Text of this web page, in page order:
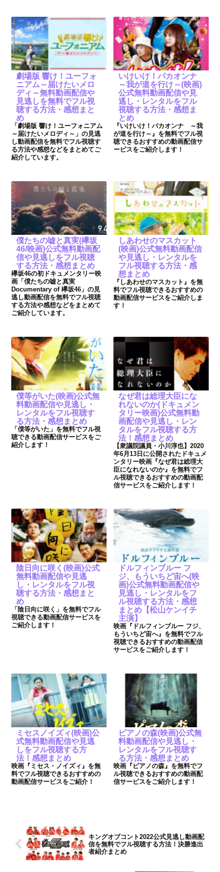
劇場版 響け！ユーフォ
ニアム～届けたいメロ
ディ～無料動画配信や
見逃しを無料でフル視
聴する方法・感想まと
め
「劇場版 響け！ユーフォニアム
～届けたいメロディ～」の見逃
し動画配信を無料でフル視聴す
る方法や感想などをまとめてご
紹介しています。
いけいけ！バカオンナ
～我が道を行け～(映画)
公式無料動画配信や見
逃し・レンタルをフル
視聴する方法・感想ま
とめ
『いけいけ！バカオンナ ～我
が道を行け～』を無料でフル視
聴できるおすすめの動画配信サ
ービスをご紹介します！
僕たちの嘘と真実(欅坂
46/映画)公式無料動画配
信や見逃しをフル視聴
する方法・感想まとめ
欅坂46の初ドキュメンタリー映
画「僕たちの嘘と真実
Documentary of 欅坂46」の見
逃し動画配信を無料でフル視聴
する方法や感想などをまとめて
ご紹介しています。
しあわせのマスカット
(映画)公式無料動画配信
や見逃し・レンタルを
フル視聴する方法・感
想まとめ
『しあわせのマスカット』を無
料でフル視聴できるおすすめの
動画配信サービスをご紹介しま
す！
僕等がいた(映画)公式無
料動画配信や見逃し・
レンタルをフル視聴す
る方法・感想まとめ
「僕等がいた」を無料でフル視
聴できる動画配信サービスをご
紹介します！
なぜ君は総理大臣にな
れないのか(ドキュメン
タリー映画)公式無料動
画配信や見逃し・レン
タルをフル視聴する方
法！感想まとめ
【衆議院議員・小川淳也】2020
年6月13日に公開されたドキュメ
ンタリー映画『なぜ君は総理大
臣になれないのか』を無料でフ
ル視聴できるおすすめの動画配
信サービスをご紹介します！
陰日向に咲く(映画)公式
無料動画配信や見逃
し・レンタルをフル視
聴する方法・感想まと
め
「陰日向に咲く」を無料でフル
視聴できる動画配信サービスを
ご紹介します！
ドルフィンブルー フ
ジ、もういちど宙へ(映
画)公式無料動画配信や
見逃し・レンタルをフ
ル視聴する方法・感想
まとめ【松山ケンイチ
主演】
映画『ドルフィンブルー フジ、
もういちど宙へ』を無料でフル
視聴できるおすすめの動画配信
サービスをご紹介します！
ミセスノイズィ(映画)公
式無料動画配信や見逃
しをフル視聴する方
法！感想まとめ
映画『ミセス・ノイズィ』を無
料でフル視聴できるおすすめの
動画配信サービスをご紹介！
ピアノの森(映画)公式無
料動画配信や見逃し・
レンタルをフル視聴す
る方法・感想まとめ
映画『ピアノの森』を無料でフ
ル視聴できるおすすめの動画配
信サービスをご紹介します！
キングオブコント2022公式見逃し動画配
信を無料でフル視聴する方法！決勝進出
者紹介まとめ